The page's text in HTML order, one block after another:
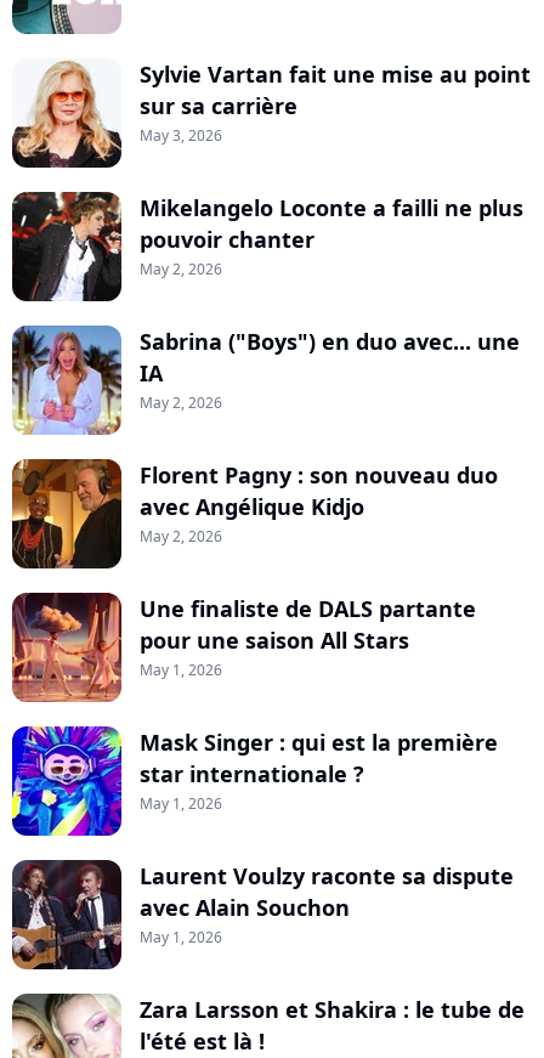
Sylvie Vartan fait une mise au point
sur sa carrière
May 3, 2026
Mikelangelo Loconte a failli ne plus
pouvoir chanter
May 2, 2026
Sabrina ("Boys") en duo avec... une
IA
May 2, 2026
Florent Pagny : son nouveau duo
avec Angélique Kidjo
May 2, 2026
Une finaliste de DALS partante
pour une saison All Stars
May 1, 2026
Mask Singer : qui est la première
star internationale ?
May 1, 2026
Laurent Voulzy raconte sa dispute
avec Alain Souchon
May 1, 2026
Zara Larsson et Shakira : le tube de
l'été est là !